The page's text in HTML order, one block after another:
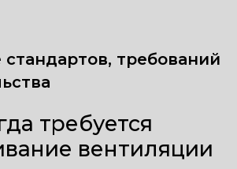
требований
требуется
вентиляции